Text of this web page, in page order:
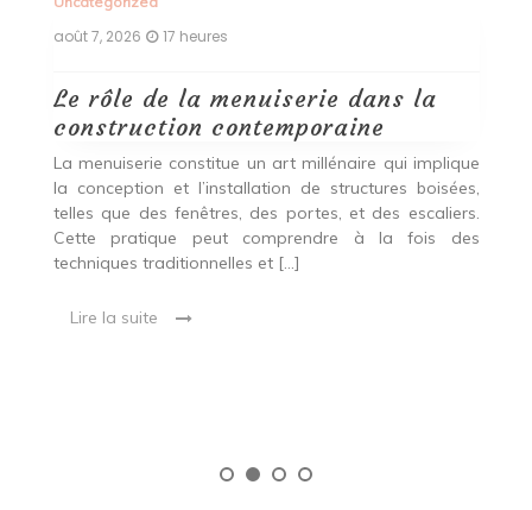
août 7, 2026 17 heures
Le rôle de la menuiserie dans la
construction contemporaine
La menuiserie constitue un art millénaire qui implique
la conception et l’installation de structures boisées,
telles que des fenêtres, des portes, et des escaliers.
Cette pratique peut comprendre à la fois des
techniques traditionnelles et […]
Lire la suite